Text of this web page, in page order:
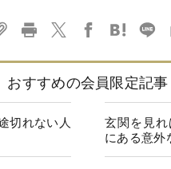
おすすめの会員限定記事
切れない人
玄関を見
にある意外